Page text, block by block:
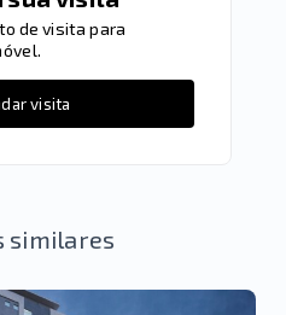
de visita para
visita
similares